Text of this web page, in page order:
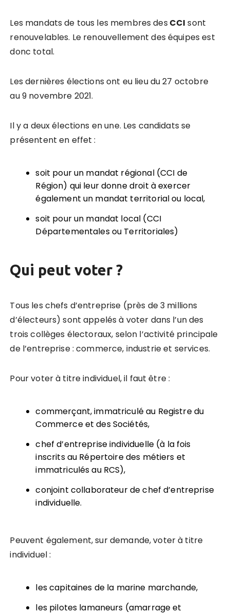
Les mandats de tous les membres des CCI sont
renouvelables. Le renouvellement des équipes est
donc total.
Les dernières élections ont eu lieu du 27 octobre
au 9 novembre 2021.
Il y a deux élections en une. Les candidats se
présentent en effet :
soit pour un mandat régional (CCI de
Région) qui leur donne droit à exercer
également un mandat territorial ou local,
soit pour un mandat local (CCI
Départementales ou Territoriales)
Qui peut voter ?
Tous les chefs d’entreprise (près de 3 millions
d’électeurs) sont appelés à voter dans l’un des
trois collèges électoraux, selon l’activité principale
de l’entreprise : commerce, industrie et services.
Pour voter à titre individuel, il faut être :
commerçant, immatriculé au Registre du
Commerce et des Sociétés,
chef d’entreprise individuelle (à la fois
inscrits au Répertoire des métiers et
immatriculés au RCS),
conjoint collaborateur de chef d’entreprise
individuelle.
Peuvent également, sur demande, voter à titre
individuel :
les capitaines de la marine marchande,
les pilotes lamaneurs (amarrage et